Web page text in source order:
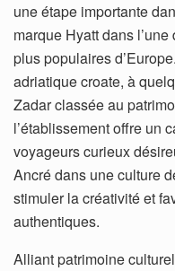
une étape importante
marque Hyatt dans
plus populaires
adriatique croate, à
Zadar classée au
l’établissement offre un
voyageurs curieux
Ancré dans une culture
stimuler la créativité et
authentiques.
Alliant patrimoine